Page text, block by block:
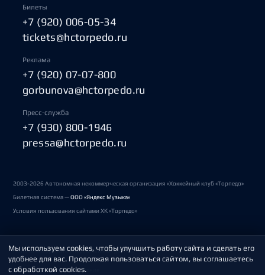
Билеты
+7 (920) 006-05-34
tickets@hctorpedo.ru
Реклама
+7 (920) 07-07-800
gorbunova@hctorpedo.ru
Пресс-служба
+7 (930) 800-1946
pressa@hctorpedo.ru
2003-2026 Автономная некоммерческая организация «Хоккейный клуб «Торпедо»
Билетная система —ООО «Яндекс Музыка»
Условия пользования сайтами ХК «Торпедо»
Политика обработки персональных данных
Пользовательское соглашение
Мы используем cookies, чтобы улучшить работу сайта и сделать его
удобнее для вас. Продолжая пользоваться сайтом, вы соглашаетесь
с обработкой cookies.